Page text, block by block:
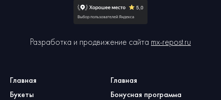
Главная
Букеты
Главная
Бонусная программа
Разработка и продвижение сайта mx-repost.ru